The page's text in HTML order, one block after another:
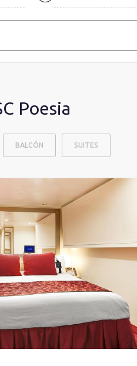
Poesia
BALCÓN SUITES